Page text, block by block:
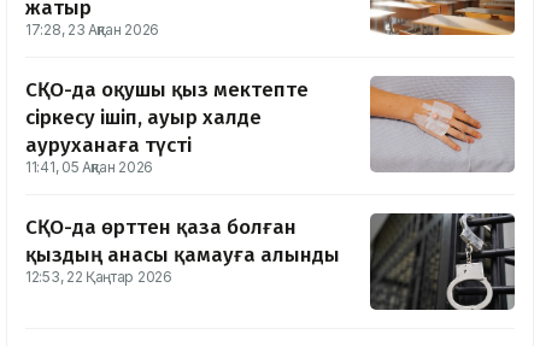
жатыр
17:28, 23 Ақпан 2026
СҚО-да оқушы қыз мектепте
сіркесу ішіп, ауыр халде
ауруханаға түсті
11:41, 05 Ақпан 2026
СҚО-да өрттен қаза болған
қыздың анасы қамауға алынды
12:53, 22 Қаңтар 2026